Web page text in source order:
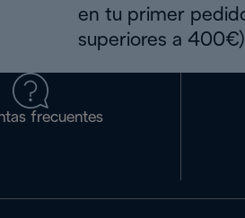
en tu primer
superiores a 400€)
frecuentes